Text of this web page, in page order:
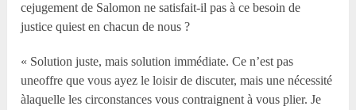
cejugement de Salomon ne satisfait-il pas à ce besoin de
justice quiest en chacun de nous ?
« Solution juste, mais solution immédiate. Ce n’est pas
uneoffre que vous ayez le loisir de discuter, mais une nécessité
àlaquelle les circonstances vous contraignent à vous plier. Je